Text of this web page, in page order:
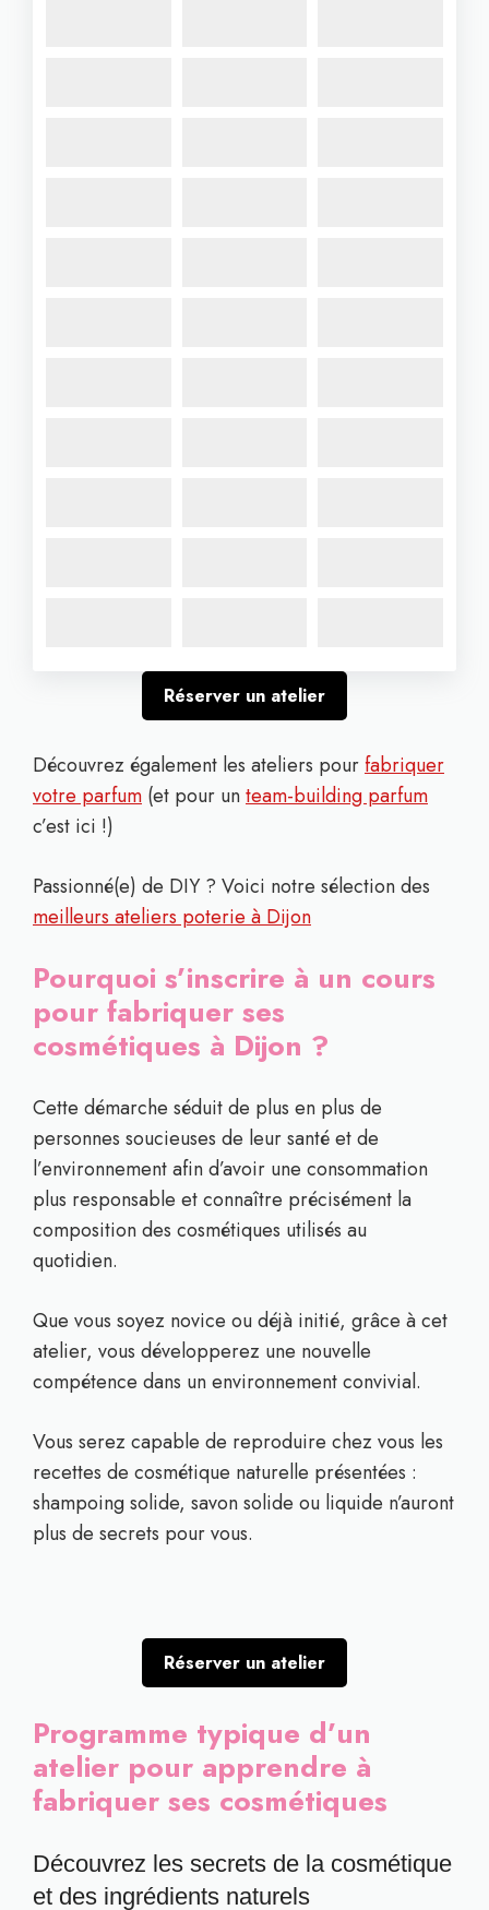
Réserver un atelier
Découvrez également les ateliers pourfabriquer
votre parfum (et pour unteam-building parfum
c’est ici !)
Passionné(e) de DIY ? Voici notre sélection des
meilleurs ateliers poterie à Dijon
Pourquoi s’inscrire à un cours
pour fabriquer ses
cosmétiques à Dijon ?
Cette démarche séduit de plus en plus de
personnes soucieuses de leur santé et de
l’environnement afin d’avoir une consommation
plus responsable et connaître précisément la
composition des cosmétiques utilisés au
quotidien.
Que vous soyez novice ou déjà initié, grâce à cet
atelier, vous développerez une nouvelle
compétence dans un environnement convivial.
Vous serez capable de reproduire chez vous les
recettes de cosmétique naturelle présentées :
shampoing solide, savon solide ou liquide n’auront
plus de secrets pour vous.
Réserver un atelier
Programme typique d’un
atelier pour apprendre à
fabriquer ses cosmétiques
Découvrez les secrets de la cosmétique
et des ingrédients naturels